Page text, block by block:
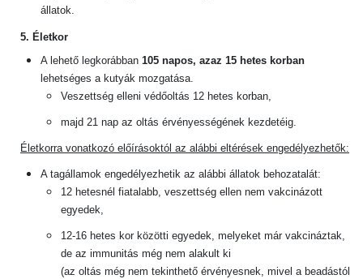
állatok.
5. Életkor
A lehető legkorábban 105 napos, azaz 15 hetes korban
lehetséges a kutyák mozgatása.
Veszettség elleni védőoltás 12 hetes korban,
majd 21 nap az oltás érvényességének kezdetéig.
Életkorra vonatkozó előírásoktól az alábbi eltérések engedélyezhetők:
A tagállamok engedélyezhetik az alábbi állatok behozatalát:
12 hetesnél fiatalabb, veszettség ellen nem vakcinázott
egyedek,
12-16 hetes kor közötti egyedek, melyeket már vakcináztak,
de az immunitás még nem alakult ki
(az oltás még nem tekinthető érvényesnek, mivel a beadástól